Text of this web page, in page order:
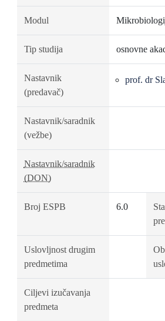
Modul
Tip studija osnovne
Nastavnik
(predavač)
prof. dr
Nastavnik/saradnik
(vežbe)
Nastavnik/saradnik
(DON)
Broj ESPB 6.0
Uslovljnost drugim
predmetima
Ciljevi izučavanja
predmeta